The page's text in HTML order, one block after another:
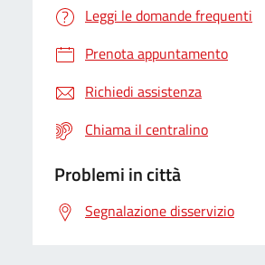
Leggi le domande frequenti
Prenota appuntamento
Richiedi assistenza
Chiama il centralino
Problemi in città
Segnalazione disservizio